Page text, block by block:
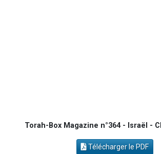
Torah-Box Magazine n°364 - Israël -
Télécharger le PDF